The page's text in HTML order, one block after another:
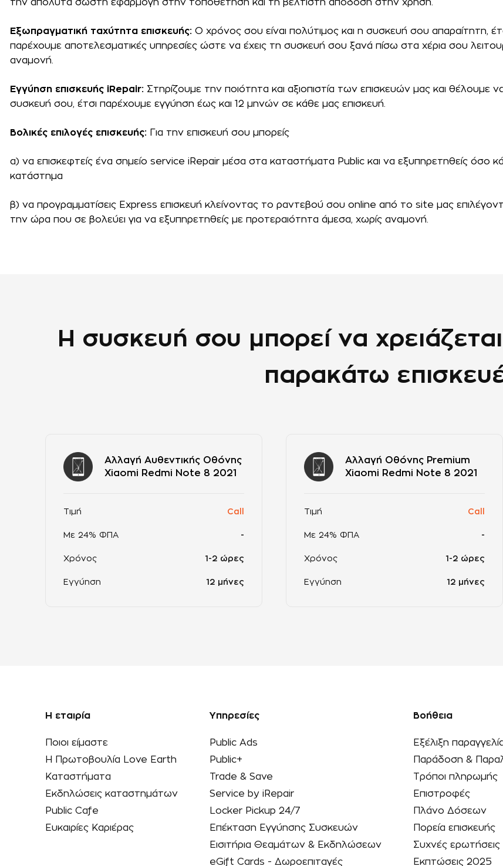
την απόλυτα σωστή εφαρμογή στην τοποθέτηση και τη βέλτιστη απόδοση στην χρήση.
Εξωπραγματική ταχύτητα επισκευής: Ο χρόνος σου είναι πολύτιμος και η συσκευή σου απαραίτητη,
παρέχουμε αποτελεσματικές υπηρεσίες ώστε να έχεις τη συσκευή σου ξανά πίσω στα χέρια σου
αναμονή.
Εγγύηση επισκευής iRepair: Στηρίζουμε την ποιότητα και αξιοπιστία των επισκευών μας και θέλουμε
συσκευή σου, έτσι παρέχουμε εγγύηση έως και 12 μηνών σε κάθε μας επισκευή.
Βολικές επιλογές επισκευής: Για την επισκευή σου μπορείς
α) να επισκεφτείς ένα σημείο service iRepair μέσα στα καταστήματα Public και να εξυπηρετηθείς όσο
κατάστημα
β) να προγραμματίσεις Express επισκευή κλείνοντας το ραντεβού σου online από το site μας
την ώρα που σε βολεύει για να εξυπηρετηθείς με προτεραιότητα άμεσα, χωρίς αναμονή.
Η συσκευή σου μπορεί να
παρακάτω
Αλλαγή Αυθεντικής Οθόνης
Xiaomi Redmi Note 8 2021
Τιμή Call
Με 24% ΦΠΑ -
Χρόνος 1-2 ώρες
Εγγύηση 12 μήνες
Αλλαγή Οθόνης Premium
Xiaomi Redmi Note 8 2021
Τιμή Call
Με 24% ΦΠΑ -
Χρόνος 1-2 ώρες
Εγγύηση 12 μήνες
Η εταιρία
Ποιοι είμαστε
Η Πρωτοβουλία Love Earth
Καταστήματα
Εκδηλώσεις καταστημάτων
Public Cafe
Ευκαιρίες Καριέρας
Υπηρεσίες
Public Ads
Public+
Trade & Save
Service by iRepair
Locker Pickup 24/7
Επέκταση Εγγύησης Συσκευών
Εισιτήρια Θεαμάτων & Εκδηλώσεων
eGift Cards - Δωροεπιταγές
Βοήθεια
Εξέλιξη
Παράδοση &
Τρόποι πληρωμής
Επιστροφές
Πλάνο Δόσεων
Πορεία επισκευής
Συχνές ερωτήσεις
Εκπτώσεις 2025